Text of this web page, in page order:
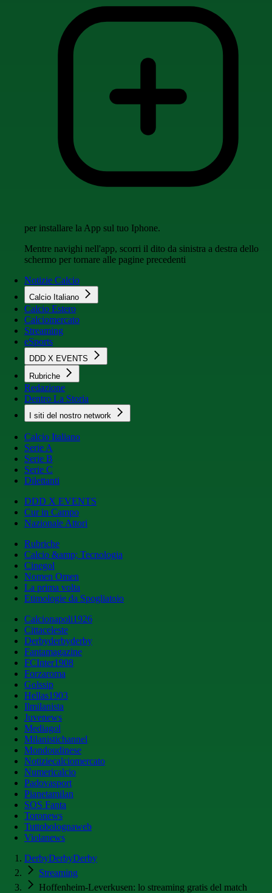
per installare la App sul tuo Iphone.
Mentre navighi nell'app, scorri il dito da sinistra a destra dello
schermo per tornare alle pagine precedenti
Notizie Calcio
Calcio Italiano
Calcio Estero
Calciomercato
Streaming
eSports
DDD X EVENTS
Rubriche
Redazione
Dentro La Storia
I siti del nostro network
Calcio Italiano
Serie A
Serie B
Serie C
Dilettanti
DDD X EVENTS
Cur in Campo
Nazionale Attori
Rubriche
Calcio &amp; Tecnologia
Cinegol
Nomen Omen
La prima volta
Etimologie da Spogliatoio
Calcionapoli1926
Cittaceleste
Derbyderbyderby
Fantamagazine
FCInter1908
Forzaroma
Golssip
Hellas1903
Ilmilanista
Juvenews
Mediagol
Milanistichannel
Mondoudinese
Notiziecalciomercato
Numericalcio
Padovasport
Pianetamilan
SOS Fanta
Toronews
Tuttobolognaweb
Violanews
DerbyDerbyDerby
Streaming
Hoffenheim-Leverkusen: lo streaming gratis del match